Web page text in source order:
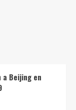
Beijing en